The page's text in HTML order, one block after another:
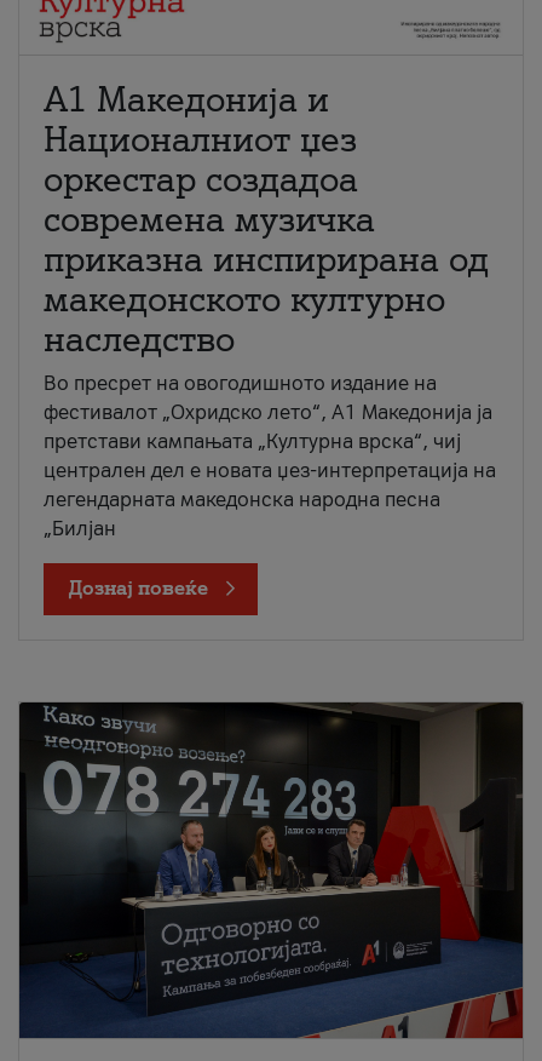
А1 Македонија и
Националниот џез
оркестар создадоа
современа музичка
приказна инспирирана од
македонското културно
наследство
Во пресрет на овогодишното издание на
фестивалот „Охридско лето“, А1 Македонија ја
претстави кампањата „Културна врска“, чиј
централен дел е новата џез-интерпретација на
легендарната македонска народна песна
„Билјан
Дознај повеќе